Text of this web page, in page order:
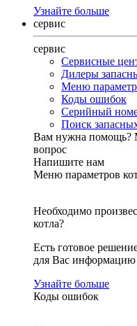
Узнайте больше
сервис
сервис
Сервисные
Дилеры
Меню
Коды ошибок
Серийный
Поиск
Вам нужна помощь?
вопрос
Напишите нам
Меню параметров
Необходимо
котла?
Есть готовое
для Вас информацию
Узнайте больше
Коды ошибок